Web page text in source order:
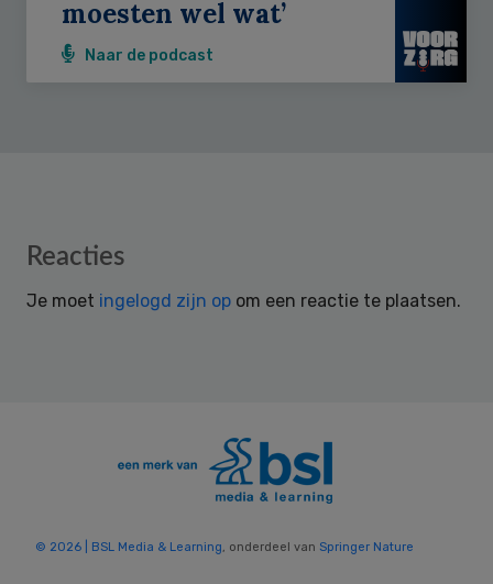
moesten wel wat’
Naar de podcast
Reader
Reacties
Je moet ingelogd zijn op om een reactie te plaatsen.
© 2026 | BSL Media & Learning, onderdeel van Springer Nature